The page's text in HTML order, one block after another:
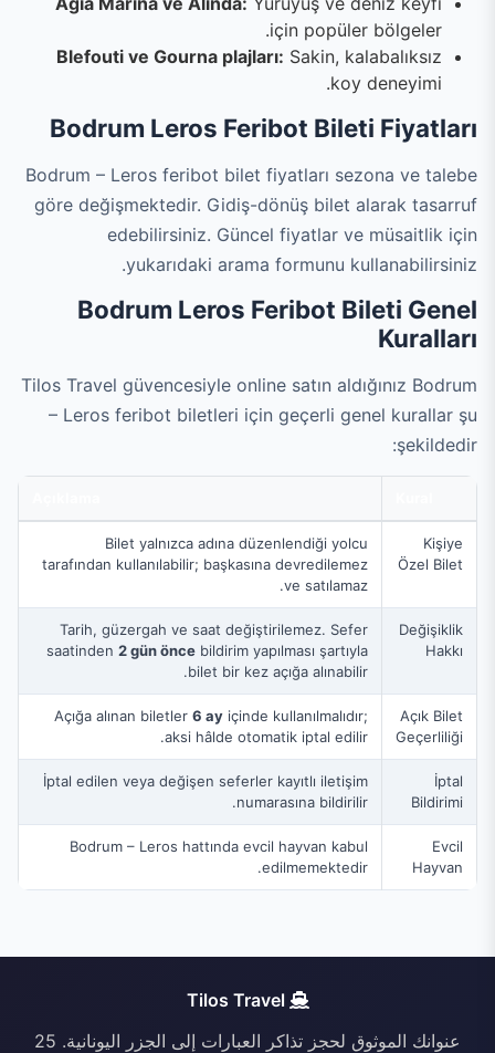
için popüler bölgeler.
Blefouti ve Gourna plajları: Sakin, kalabalıksız
koy deneyimi.
Bodrum Leros Feribot Bileti Fiyatları
Bodrum – Leros feribot bilet fiyatları sezona ve talebe
göre değişmektedir. Gidiş-dönüş bilet alarak tasarruf
edebilirsiniz. Güncel fiyatlar ve müsaitlik için
yukarıdaki arama formunu kullanabilirsiniz.
Bodrum Leros Feribot Bileti Genel
Kuralları
Tilos Travel güvencesiyle online satın aldığınız Bodrum
– Leros feribot biletleri için geçerli genel kurallar şu
şekildedir:
Kişiye
Özel Bilet
Bilet yalnızca adına düzenlendiği yolcu
tarafından kullanılabilir; başkasına devredilemez
ve satılamaz.
Değişiklik
Hakkı
Tarih, güzergah ve saat değiştirilemez. Sefer
saatinden 2 gün önce bildirim yapılması şartıyla
bilet bir kez açığa alınabilir.
Açık Bilet
Geçerliliği
Açığa alınan biletler 6 ay içinde kullanılmalıdır;
aksi hâlde otomatik iptal edilir.
İptal
Bildirimi
İptal edilen veya değişen seferler kayıtlı iletişim
numarasına bildirilir.
Evcil
Hayvan
Bodrum – Leros hattında evcil hayvan kabul
edilmemektedir.
Tilos Travel
عنوانك الموثوق لحجز تذاكر العبارات إلى الجزر اليونانية. 25